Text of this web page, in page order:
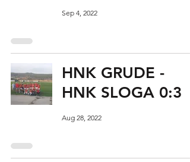
Sep 4, 2022
HNK GRUDE -
HNK SLOGA 0:3
Aug 28, 2022